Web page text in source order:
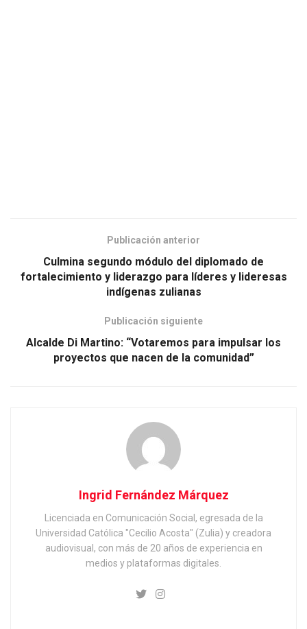
Publicación anterior
Culmina segundo módulo del diplomado de
fortalecimiento y liderazgo para líderes y lideresas
indígenas zulianas
Publicación siguiente
Alcalde Di Martino: “Votaremos para impulsar los
proyectos que nacen de la comunidad”
Ingrid Fernández Márquez
Licenciada en Comunicación Social, egresada de la
Universidad Católica "Cecilio Acosta" (Zulia) y creadora
audiovisual, con más de 20 años de experiencia en
medios y plataformas digitales.